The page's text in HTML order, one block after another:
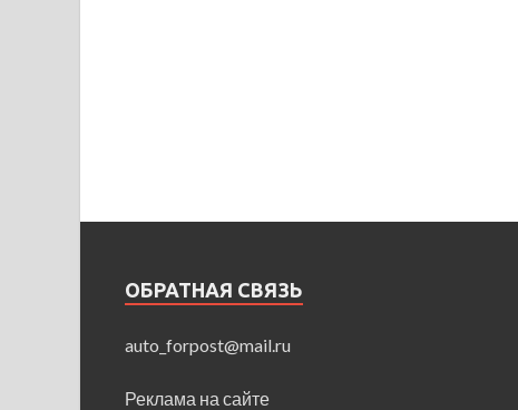
ОБРАТНАЯ СВЯЗЬ
auto_forpost@mail.ru
Реклама на сайте